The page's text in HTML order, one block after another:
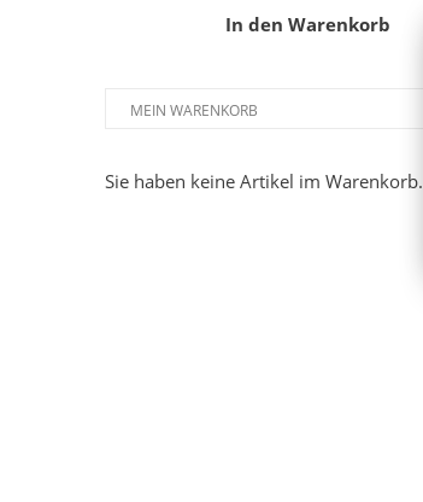
In den Warenkorb
MEIN WARENKORB
Sie haben keine Artikel im Warenkorb.